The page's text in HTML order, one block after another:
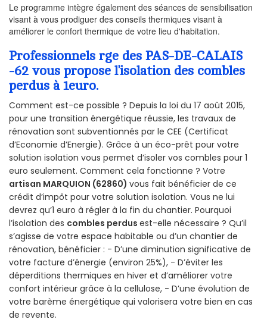
Le programme intègre également des séances de sensibilisation
visant à vous prodiguer des conseils thermiques visant à
améliorer le confort thermique de votre lieu d'habitation.
Professionnels rge des PAS-DE-CALAIS
-62 vous propose l’isolation des combles
perdus à 1euro.
Comment est-ce possible ? Depuis la loi du 17 août 2015,
pour une transition énergétique réussie, les travaux de
rénovation sont subventionnés par le CEE (Certificat
d’Economie d’Energie). Grâce à un éco-prêt pour votre
solution isolation vous permet d’isoler vos combles pour 1
euro seulement. Comment cela fonctionne ? Votre
artisan MARQUION (62860) vous fait bénéficier de ce
crédit d’impôt pour votre solution isolation. Vous ne lui
devrez qu’1 euro à régler à la fin du chantier. Pourquoi
l’isolation des combles perdus est-elle nécessaire ? Qu’il
s’agisse de votre espace habitable ou d’un chantier de
rénovation, bénéficier : - D’une diminution significative de
votre facture d’énergie (environ 25%), - D’éviter les
déperditions thermiques en hiver et d’améliorer votre
confort intérieur grâce à la cellulose, - D’une évolution de
votre barème énergétique qui valorisera votre bien en cas
de revente.